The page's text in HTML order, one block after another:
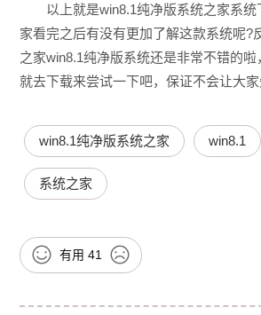
以上就是win8.1纯净版系统之家系统
家看完之后有没有更加了解这款系统呢?
之家win8.1纯净版系统还是非常不错的
就去下载来尝试一下吧，保证不会让大家
win8.1纯净版系统之家 win8.1
系统之家
有用 41